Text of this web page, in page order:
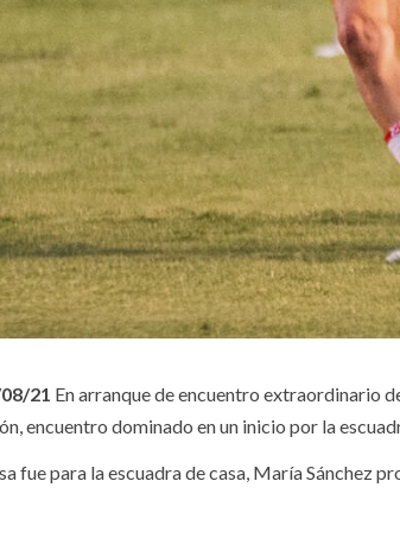
21 En arranque de encuentro extraordinario
encuentro dominado en un inicio por la
fue para la escuadra de casa, María Sánchez